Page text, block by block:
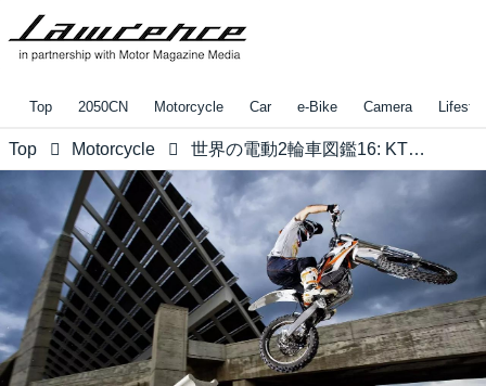
Top 2050CN Motorcycle Car e-Bike Camera
Top Motorcycle 世界の電動2輪車図鑑16: KTM FREERIDE E